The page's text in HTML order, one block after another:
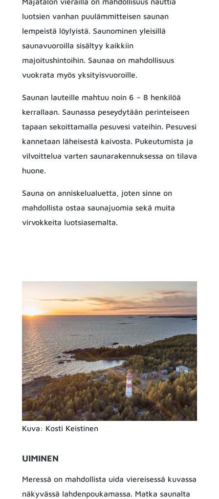
luotsien vanhan puulämmitteisen saunan
lempeistä löylyistä. Saunominen yleisillä
saunavuoroilla sisältyy kaikkiin
majoitushintoihin. Saunaa on mahdollisuus
vuokrata myös yksityisvuoroille.
Saunan lauteille mahtuu noin 6 – 8 henkilöä
kerrallaan. Saunassa peseydytään perinteiseen
tapaan sekoittamalla pesuvesi vateihin. Pesuvesi
kannetaan läheisestä kaivosta. Pukeutumista ja
vilvoittelua varten saunarakennuksessa on tilava
huone.
Sauna on anniskelualuetta, joten sinne on
mahdollista ostaa saunajuomia sekä muita
virvokkeita luotsiasemalta.
Kuva: Kosti Keistinen
UIMINEN
Meressä on mahdollista uida viereisessä kuvassa
näkyvässä lahdenpoukamassa. Matka saunalta